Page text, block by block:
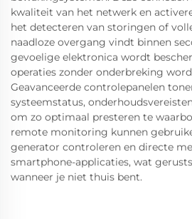
kwaliteit van het netwerk en
het detecteren van storingen of
naadloze overgang vindt binnen
gevoelige elektronica wordt
operaties zonder onderbreking
Geavanceerde controlepanelen
systeemstatus,
om zo optimaal presteren te
remote monitoring kunnen
generator controleren en directe
smartphone-applicaties, wat
wanneer je niet thuis bent.